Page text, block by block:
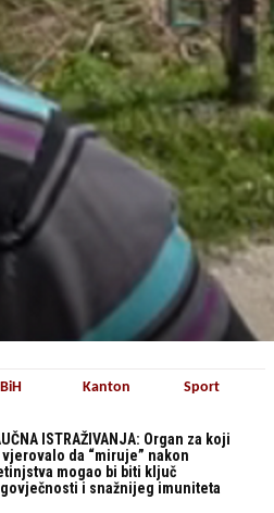
ISTRAŽIVANJA: Organ za koji
vjerovalo da “miruje” nakon
mogao bi biti ključ
i snažnijeg imuniteta
BiH Kanton Sport